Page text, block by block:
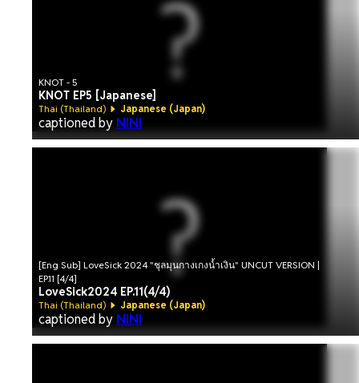
KNOT - 5
KNOT EP5 [Japanese]
Thai (Thailand) Japanese (Japan)
captioned by NINI
[Eng Sub] LoveSick 2024 "ชุลมุนกางเกงน้ำเงิน" UNCUT VERSION |
EP.11 [4/4]
LoveSick2024 EP.11(4/4)
Thai (Thailand) Japanese (Japan)
captioned by NINI